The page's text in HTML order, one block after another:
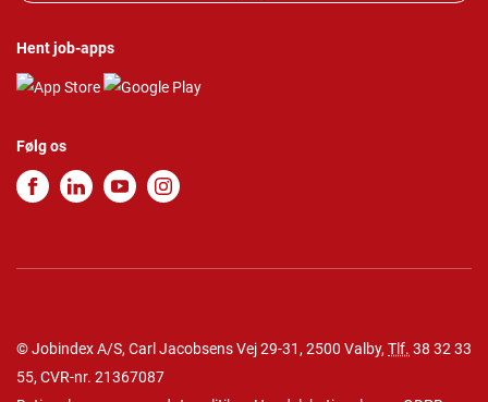
Hent job-apps
Følg os
© Jobindex A/S, Carl Jacobsens Vej 29-31, 2500 Valby, Tlf. 38 32 33
55, CVR-nr. 21367087